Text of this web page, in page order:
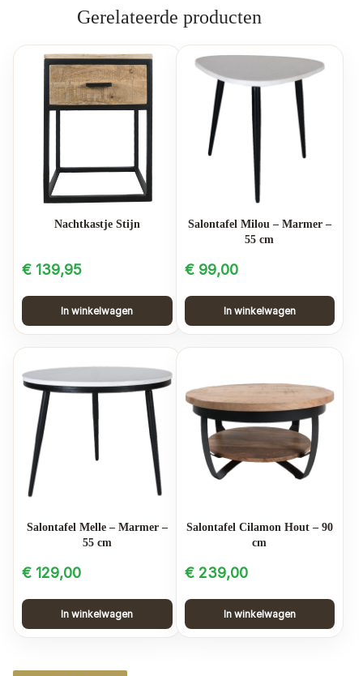
Gerelateerde producten
Nachtkastje Stijn
€ 139,95
In winkelwagen
Salontafel Milou – Marmer –
55 cm
€99,00
In winkelwagen
Salontafel Melle – Marmer –
55 cm
€ 129,00
In winkelwagen
Salontafel Cilamon Hout – 90
cm
€239,00
In winkelwagen